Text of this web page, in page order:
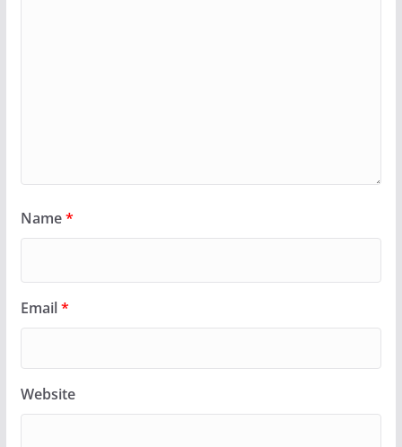
Name*
Email*
Website